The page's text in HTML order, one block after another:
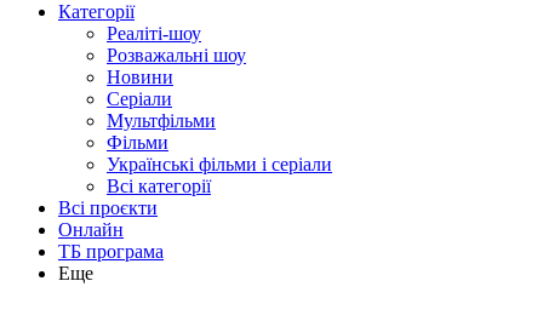
Категорії
Реаліті-шоу
Розважальні шоу
Новини
Серіали
Мультфільми
Фільми
Українські фільми і серіали
Всі категорії
Всі проєкти
Онлайн
ТБ програма
Еще